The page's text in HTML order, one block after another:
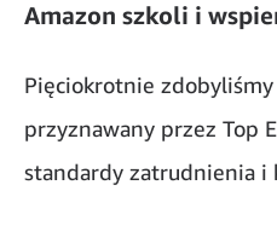
Amazon szkoli i
Pięciokrotnie
przyznawany przez Top
standardy zatrudnienia i